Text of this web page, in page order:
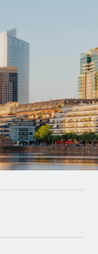
liées à l’emploi
toute simplicité
votre équipe
Remote grâce à
pour les RH et la
RH sur
entreprises
les vitesses de